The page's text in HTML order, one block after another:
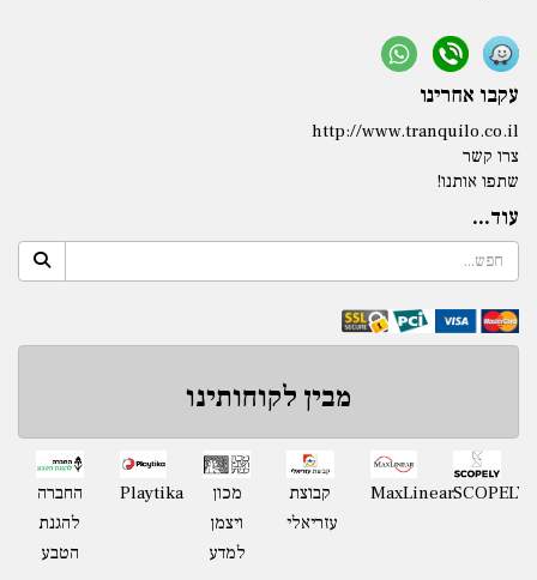
עקבו אחרינו
http://www.tranquilo.co.il
צרו קשר
שתפו אותנו!
עוד...
מבין לקוחותינו
החברה
להגנת
הטבע
Playtika
מכון
ויצמן
למדע
קבוצת
עזריאלי
MaxLinearSCOPELY